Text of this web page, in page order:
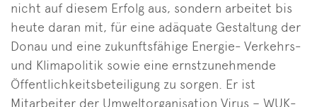
nicht auf diesem Erfolg aus, sondern arbeitet bis
heute daran mit, für eine adäquate Gestaltung der
Donau und eine zukunftsfähige Energie- Verkehrs-
und Klimapolitik sowie eine ernstzunehmende
Öffentlichkeitsbeteiligung zu sorgen. Er ist
Mitarbeiter der Umweltorganisation Virus – WUK-